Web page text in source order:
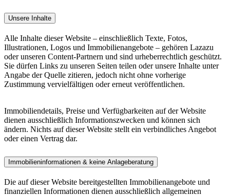
Unsere Inhalte
Alle Inhalte dieser Website – einschließlich Texte, Fotos,
Illustrationen, Logos und Immobilienangebote – gehören Lazazu
oder unseren Content-Partnern und sind urheberrechtlich geschützt.
Sie dürfen Links zu unseren Seiten teilen oder unsere Inhalte unter
Angabe der Quelle zitieren, jedoch nicht ohne vorherige
Zustimmung vervielfältigen oder erneut veröffentlichen.
Immobiliendetails, Preise und Verfügbarkeiten auf der Website
dienen ausschließlich Informationszwecken und können sich
ändern. Nichts auf dieser Website stellt ein verbindliches Angebot
oder einen Vertrag dar.
Immobilieninformationen & keine Anlageberatung
Die auf dieser Website bereitgestellten Immobilienangebote und
finanziellen Informationen dienen ausschließlich allgemeinen